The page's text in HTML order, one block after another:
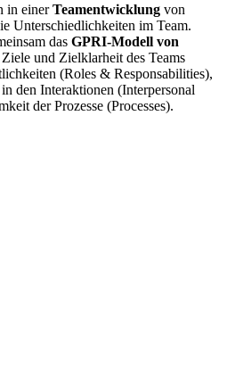
in einerTeamentwicklung von
Unterschiedlichkeiten im Team.
das GPRI-Modell von
und Zielklarheit des Teams
(Roles & Responsabilities),
den Interaktionen (Interpersonal
der Prozesse (Processes).